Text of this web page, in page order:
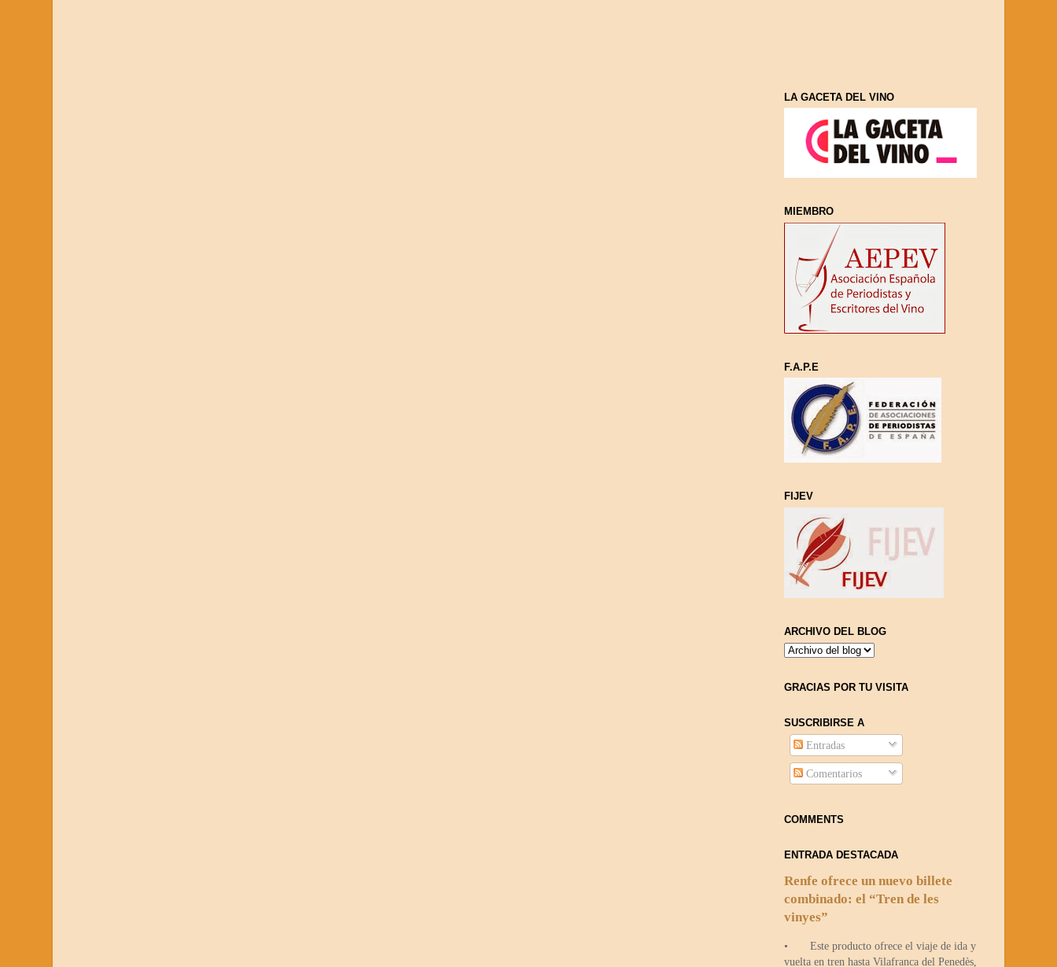
LA GACETA DEL VINO
MIEMBRO
F.A.P.E
FIJEV
ARCHIVO DEL BLOG
GRACIAS POR TU VISITA
SUSCRIBIRSE A
Entradas
Comentarios
COMMENTS
ENTRADA DESTACADA
Renfe ofrece un nuevo billete
combinado: el “Tren de les
vinyes”
• Este producto ofrece el viaje de ida y
vuelta en tren hasta Vilafranca del Penedès,